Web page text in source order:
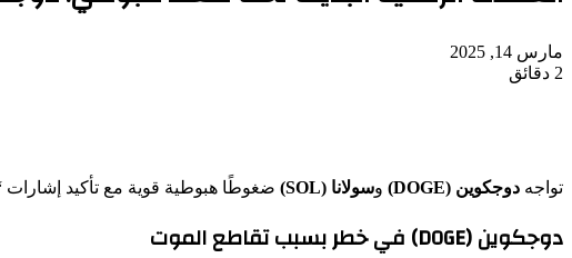
مارس 14, 2025
2 دقائق
تواجه دوجكوين (DOGE) وسولانا (SOL) ضغوطًا هبوطية قوية مع تأكيد إشارات
دوجكوين (DOGE) في خطر بسبب تقاطع الموت